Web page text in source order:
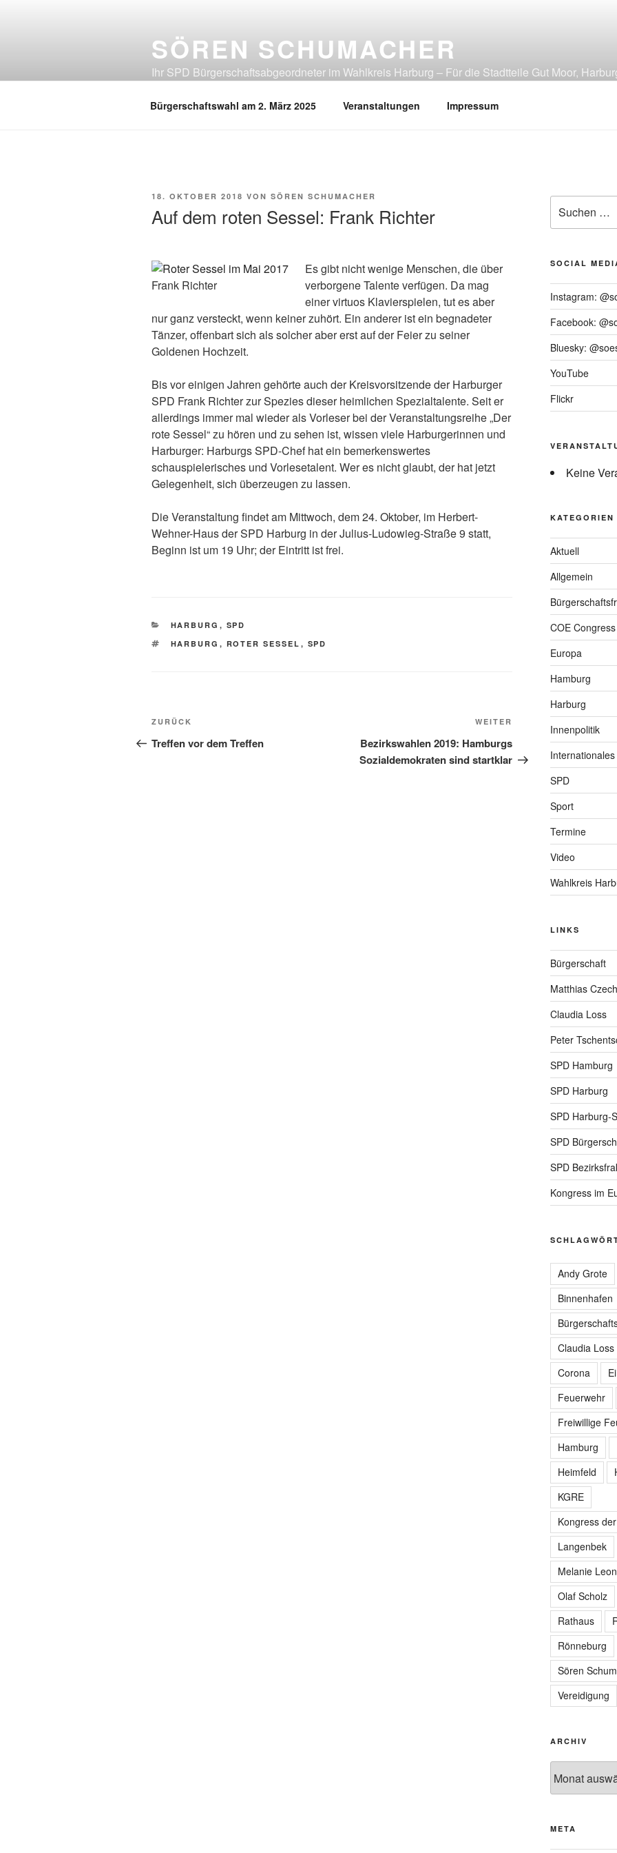
SÖREN SCHUMACHER
Ihr SPD Bürgerschaftsabgeordneter im Wahlkreis Harburg – Für die Stadtteile Gut Moor,
Bürgerschaftswahl am 2. März 2025 Veranstaltungen Impressum
VERÖFFENTLICHT
18. OKTOBER 2018 VON SÖREN SCHUMACHER
Auf dem roten Sessel: Frank Richter
Frank Richter
Es gibt nicht wenige Menschen, die über
verborgene Talente verfügen. Da mag
einer virtuos Klavierspielen, tut es aber
nur ganz versteckt, wenn keiner zuhört. Ein anderer ist ein begnadeter
Tänzer, offenbart sich als solcher aber erst auf der Feier zu seiner
Goldenen Hochzeit.
Bis vor einigen Jahren gehörte auch der Kreisvorsitzende der Harburger
SPD Frank Richter zur Spezies dieser heimlichen Spezialtalente. Seit er
allerdings immer mal wieder als Vorleser bei der Veranstaltungsreihe „Der
rote Sessel“ zu hören und zu sehen ist, wissen viele Harburgerinnen und
Harburger: Harburgs SPD-Chef hat ein bemerkenswertes
schauspielerisches und Vorlesetalent. Wer es nicht glaubt, der hat jetzt
Gelegenheit, sich überzeugen zu lassen.
Die Veranstaltung findet am Mittwoch, dem 24. Oktober, im Herbert-
Wehner-Haus der SPD Harburg in der Julius-Ludowieg-Straße 9 statt,
Beginn ist um 19 Uhr; der Eintritt ist frei.
KATEGORIEN
HARBURG , SPD
SCHLAGWÖRTER
HARBURG , ROTER SESSEL , SPD
Beitragsnavigation
Vorheriger
Beitrag
ZURÜCK
Treffen vor dem Treffen
Nächster
Beitrag
WEITER
Bezirkswahlen 2019: Hamburgs
Sozialdemokraten sind startklar
nach:
SOCIAL
Instagram:
Facebook:
Bluesky:
YouTube
Flickr
Keine
KATEGORIEN
Aktuell
Allgemein
COE Congress
Europa
Hamburg
Harburg
Innenpolitik
Internationales
SPD
Sport
Termine
Video
Wahlkreis
LINKS
Bürgerschaft
Matthias Czech
Claudia Loss
Peter
SPD Hamburg
SPD Harburg
SPD Harburg-
SPD
SPD
Kongress im
Andy Grote
Binnenhafen
Claudia Loss
Corona
Feuerwehr
Freiwillige
Hamburg
Heimfeld
KGRE
Kongress
Langenbek
Melanie
Olaf Scholz
Rathaus
Rönneburg
Sören
Vereidigung
ARCHIV
META